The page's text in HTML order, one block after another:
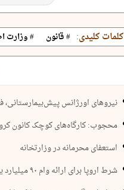
کلمات کلیدی: # قانون # وزارت
نیروهای اورژانس پیش‌بیمارستانی،
محجوب: کارگاه‌های کوچک کانون
استعفای محرمانه در وزارتخانه
شرط اروپا برای ارائه وام ۹۰ میلیارد یورویی به اوکراین